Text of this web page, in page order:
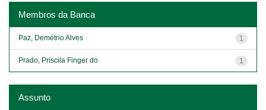
Membros da Banca
1
Paz, Demétrio Alves
1
Prado, Priscila Finger do
Assunto